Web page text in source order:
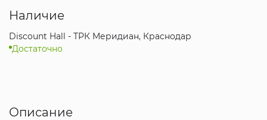
Наличие
Discount Hall - ТРК Меридиан, Краснодар
Достаточно
Описание